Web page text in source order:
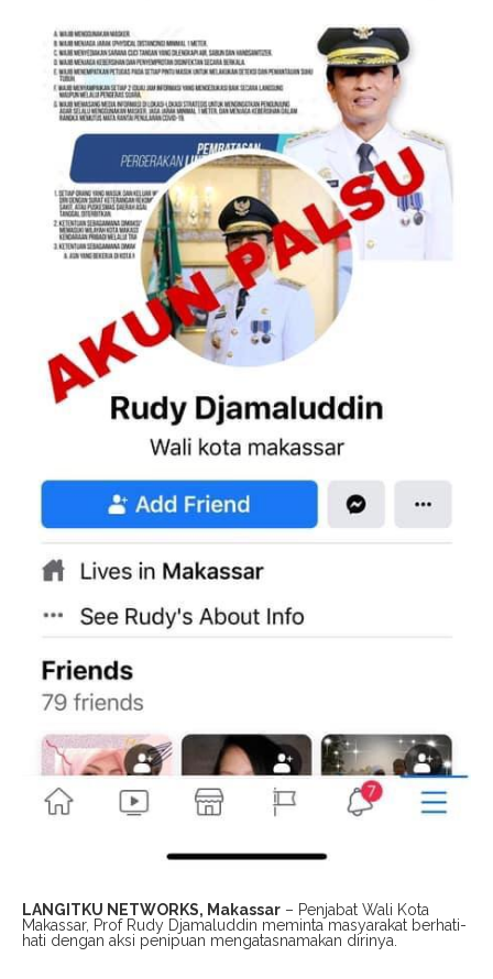
LANGITKU NETWORKS, Makassar – Penjabat Wali Kota
Makassar, Prof Rudy Djamaluddin meminta masyarakat berhati-
hati dengan aksi penipuan mengatasnamakan dirinya.